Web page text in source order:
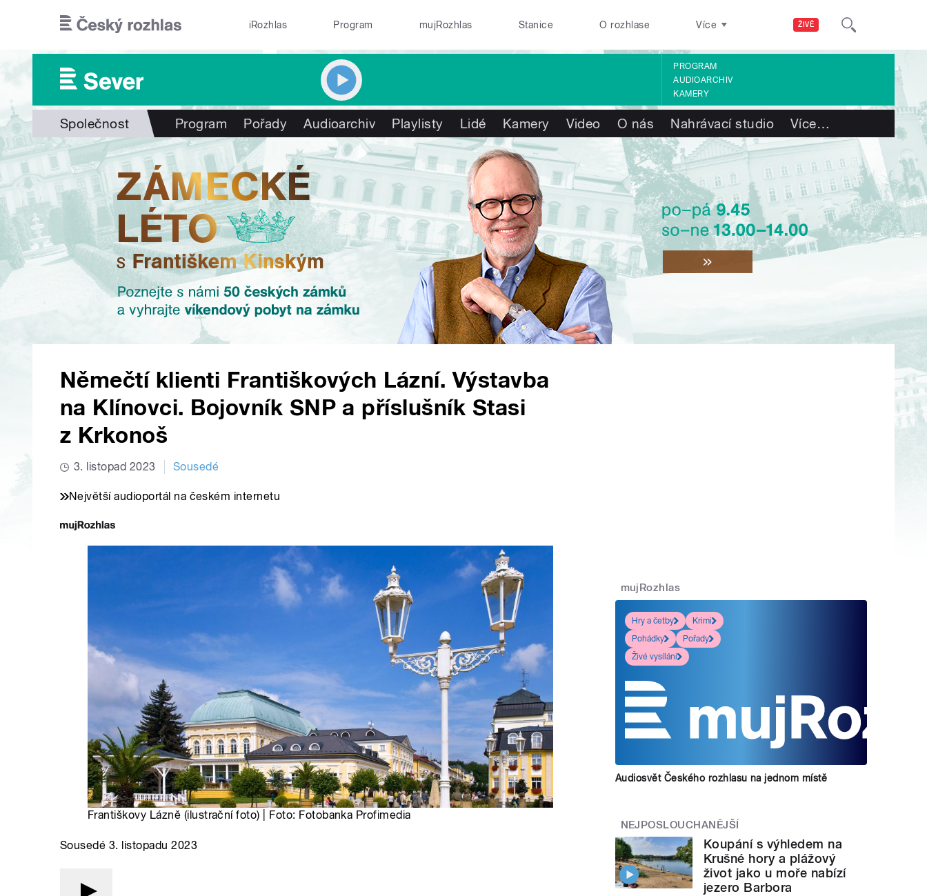
ŽIVĚ
iRozhlas Program mujRozhlas Stanice O rozhlase Více
PROGRAM
AUDIOARCHIV
KAMERY
Společnost Program Pořady Audioarchiv Playlisty Lidé Kamery Video O nás Nahrávací studio Více…
Němečtí klienti Františkových Lázní. Výstavba
na Klínovci. Bojovník SNP a příslušník Stasi
z Krkonoš
3. listopad 2023 Sousedé
Největší audioportál na českém internetu
Františkovy Lázně (ilustrační foto) | Foto: Fotobanka Profimedia
Sousedé 3. listopadu 2023
mujRozhlas
Hry a četby
Krimi
Pohádky
Pořady
Živé vysílání
Audiosvět Českého rozhlasu na jednom místě
NEJPOSLOUCHANĚJŠÍ
Koupání s výhledem na
Krušné hory a plážový
život jako u moře nabízí
jezero Barbora